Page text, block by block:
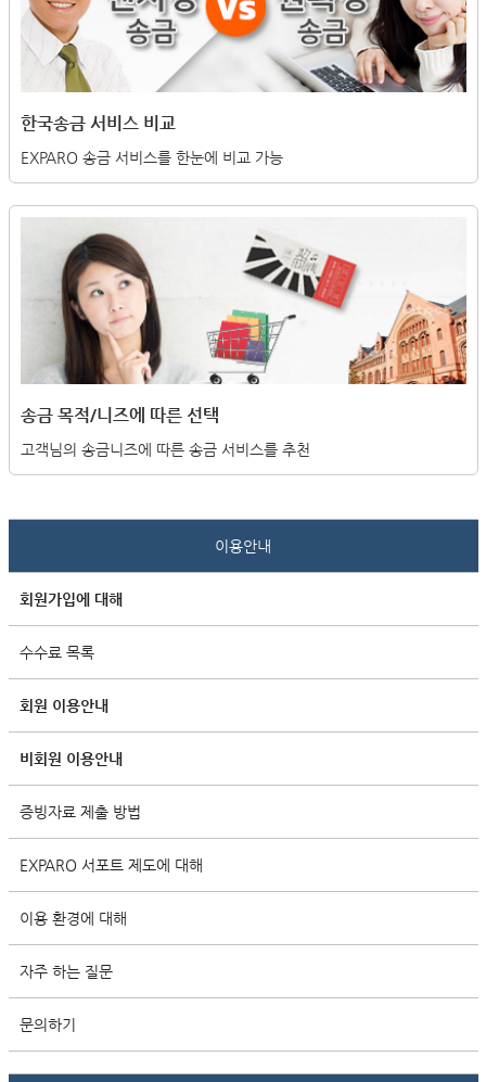
한국송금 서비스 비교
EXPARO 송금 서비스를 한눈에 비교 가능
송금 목적/니즈에 따른 선택
고객님의 송금니즈에 따른 송금 서비스를 추천
이용안내
회원가입에 대해
수수료 목록
회원 이용안내
비회원 이용안내
증빙자료 제출 방법
EXPARO 서포트 제도에 대해
이용 환경에 대해
자주 하는 질문
문의하기